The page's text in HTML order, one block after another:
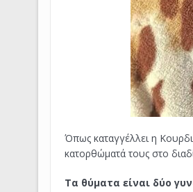
Όπως καταγγέλλει η
κατορθώματά τους στο
Τα θύματα είναι δύο